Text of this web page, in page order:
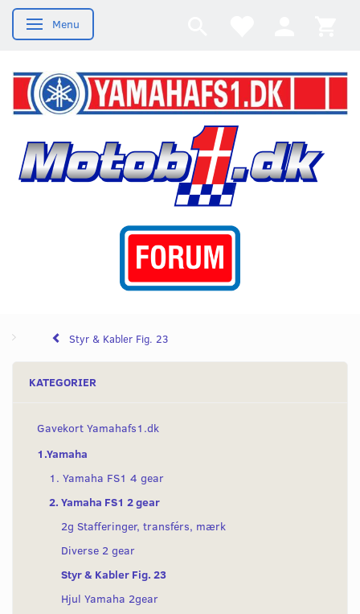
Skifte navigation
Menu
Styr & Kabler Fig. 23
KATEGORIER
Gavekort Yamahafs1.dk
1.Yamaha
1. Yamaha FS1 4 gear
2. Yamaha FS1 2 gear
2g Stafferinger, transférs, mærk
Diverse 2 gear
Styr & Kabler Fig. 23
Hjul Yamaha 2gear